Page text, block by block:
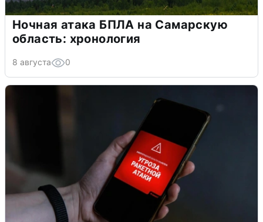
Ночная атака БПЛА на Самарскую
область: хронология
8 августа 0